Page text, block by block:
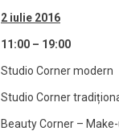
2 iulie 2016
11:00 – 19:00
Studio Corner modern
Studio Corner
Beauty Corner –